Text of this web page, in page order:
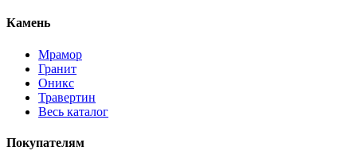
Камень
Мрамор
Гранит
Оникс
Травертин
Весь каталог
Покупателям